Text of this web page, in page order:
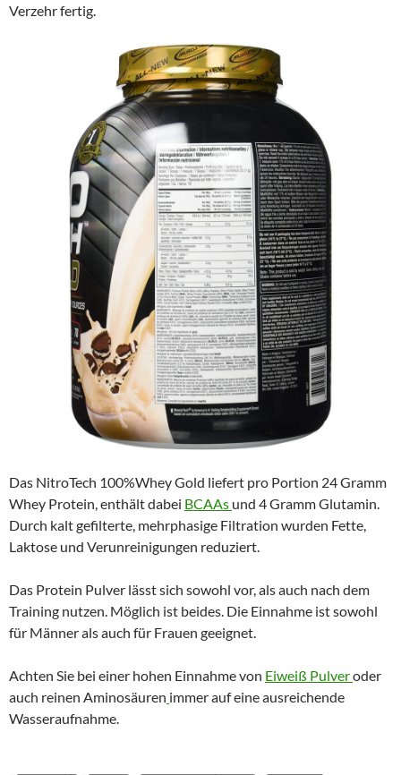
Verzehr fertig.
Das NitroTech 100%Whey Gold liefert pro Portion 24 Gramm
Whey Protein, enthält dabei BCAAs und 4 Gramm Glutamin.
Durch kalt gefilterte, mehrphasige Filtration wurden Fette,
Laktose und Verunreinigungen reduziert.
Das Protein Pulver lässt sich sowohl vor, als auch nach dem
Training nutzen. Möglich ist beides. Die Einnahme ist sowohl
für Männer als auch für Frauen geeignet.
Achten Sie bei einer hohen Einnahme von Eiweiß Pulveroder
auch reinen Aminosäuren immer auf eine ausreichende
Wasseraufnahme.